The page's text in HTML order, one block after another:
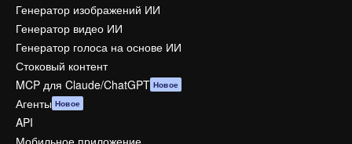
Генератор изображений ИИ
Генератор видео ИИ
Генератор голоса на основе ИИ
Стоковый контент
MCP для Claude/ChatGPT Новое
Агенты Новое
API
Мобильное приложение